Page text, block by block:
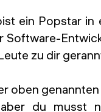
ein Popstar in
Software-
zu dir
oben
du musst